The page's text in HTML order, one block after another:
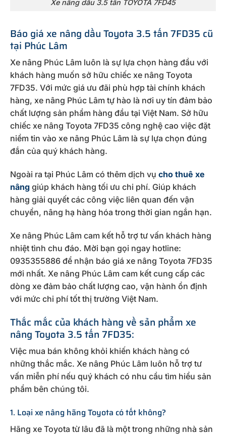
Xe nâng dầu 3.5 tấn TOYOTA 7FD45
Báo giá xe nâng dầu Toyota 3.5 tấn 7FD35 cũ
tại Phúc Lâm
Xe nâng Phúc Lâm luôn là sự lựa chọn hàng đầu với
khách hàng muốn sở hữu chiếc xe nâng Toyota
7FD35. Với mức giá ưu đãi phù hợp tài chính khách
hàng, xe nâng Phúc Lâm tự hào là nơi uy tín đảm bảo
chất lượng sản phẩm hàng đầu tại Việt Nam. Sở hữu
chiếc xe nâng Toyota 7FD35 công nghệ cao việc đặt
niềm tin vào xe nâng Phúc Lâm là sự lựa chọn đúng
đắn của quý khách hàng.
Ngoài ra tại Phúc Lâm có thêm dịch vụ cho thuê xe
nâng giúp khách hàng tối ưu chi phí. Giúp khách
hàng giải quyết các công việc liên quan đến vận
chuyển, nâng hạ hàng hóa trong thời gian ngắn hạn.
Xe nâng Phúc Lâm cam kết hỗ trợ tư vấn khách hàng
nhiệt tình chu đáo. Mời bạn gọi ngay hotline:
0935355886 để nhận báo giá xe nâng Toyota 7FD35
mới nhất. Xe nâng Phúc Lâm cam kết cung cấp các
dòng xe đảm bảo chất lượng cao, vận hành ổn định
với mức chi phí tốt thị trường Việt Nam.
Thắc mắc của khách hàng về sản phẩm xe
nâng Toyota 3.5 tấn 7FD35:
Việc mua bán không khỏi khiến khách hàng có
những thắc mắc. Xe nâng Phúc Lâm luôn hỗ trợ tư
vấn miễn phí nếu quý khách có nhu cầu tìm hiểu sản
phẩm bên chúng tôi.
1. Loại xe nâng hãng Toyota có tốt không?
Hãng xe Toyota từ lâu đã là một trong những nhà sản